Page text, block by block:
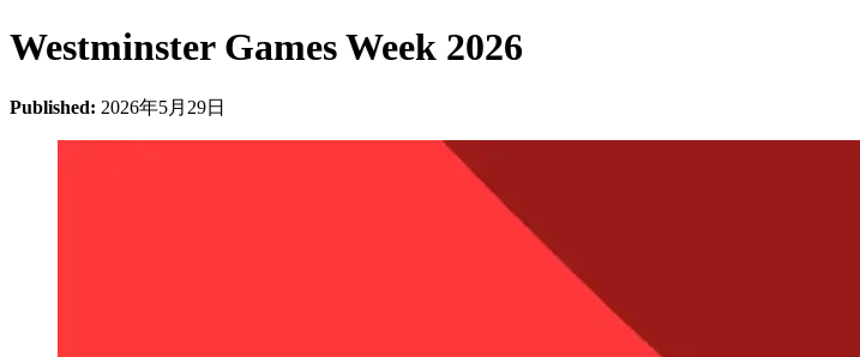
Westminster Games Week 2026
Published: 2026年5月29日